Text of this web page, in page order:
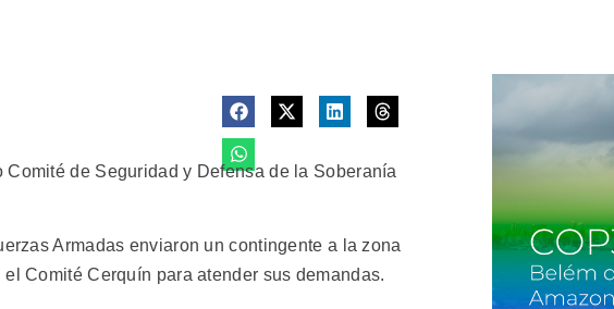
de Seguridad y Defensa de la Soberanía
Armadas enviaron un contingente a la zona
Comité Cerquín para atender sus demandas.